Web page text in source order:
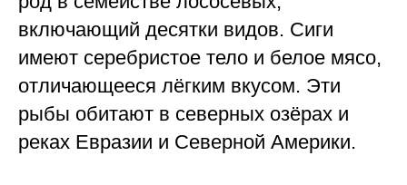
включающий десятки видов. Сиги
имеют серебристое тело и белое мясо,
отличающееся лёгким вкусом. Эти
рыбы обитают в северных озёрах и
реках Евразии и Северной Америки.